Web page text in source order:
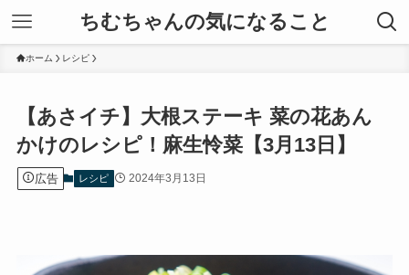
ちむちゃんの気になること
ホーム レシピ
【あさイチ】大根ステーキ 菜の花あん
かけのレシピ！麻生怜菜【3月13日】
広告 レシピ 2024年3月13日